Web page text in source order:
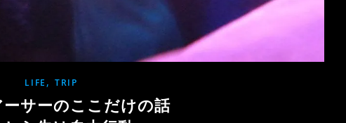
LIFE , TRIP
サーのここだけの話